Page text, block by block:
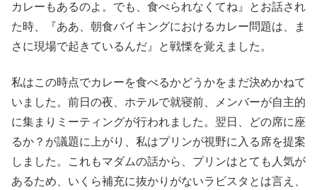
カレーもあるのよ。でも、食べられなくてね』とお話され
た時、『ああ、朝食バイキングにおけるカレー問題は、ま
さに現場で起きているんだ』と戦慄を覚えました。
私はこの時点でカレーを食べるかどうかをまだ決めかねて
いました。前日の夜、ホテルで就寝前、メンバーが自主的
に集まりミーティングが行われました。翌日、どの席に座
るか？が議題に上がり、私はプリンが視野に入る席を提案
しました。これもマダムの話から、プリンはとても人気が
あるため、いくら補充に抜かりがないラビスタとは言え、